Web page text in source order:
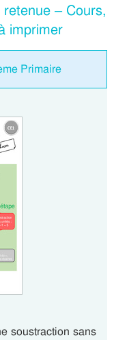
– Cours,
imprimer
Primaire
soustraction sans